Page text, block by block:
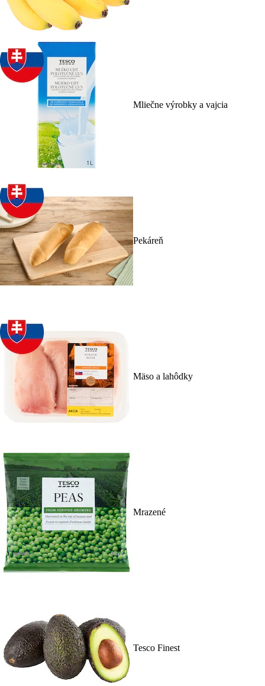
Mliečne výrobky a vajcia
Pekáreň
Mäso a lahôdky
Mrazené
Tesco Finest